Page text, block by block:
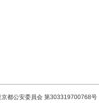
京都公安委員会 第303319700768号